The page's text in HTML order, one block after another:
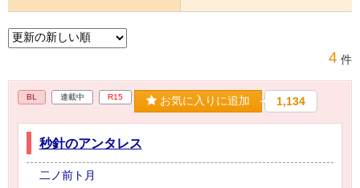
4 件
BL 連載中 R15 お気に入りに追加 1,134
秒針のアンタレス
二ノ前ト月